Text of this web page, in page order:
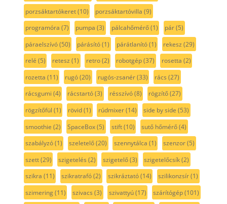
porzsáktartókeret(10) porzsáktartóvilla (9)
programóra (7) pumpa (3) pálcahőmérő(1) pár(5)
páraelszívó(50) párásító(1) párátlanító(1) rekesz (29)
relé (5) retesz (1) retro(2) robotgép(37) rosetta (2)
rozetta (11) rugó(20) rugós-zsanér(33) rács (27)
rácsgumi (4) rácstartó(3) résszívó(8) rögzítő(27)
rögzítőfül (1) rövid(1) rúdmixer(14) side by side (53)
smoothie (2) SpaceBox(5) stift(10) sutő hőmérő(4)
szabályzó(1) szeletelő(20) szennytálca (1) szenzor(5)
szett(29) szigetelés (2) szigetelő(3) szigetelőcsík(2)
szikra (11) szikratrafó(2) szikráztató(14) szilikonzsír(1)
szimering(11) szivacs (3) szivattyú(17) szárítógép(101)